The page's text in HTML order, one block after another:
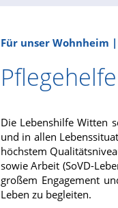
Für unser Wohnheim
Die Lebenshilfe Witten
und in allen
höchstem
sowie Arbeit (SoVD-
großem Engagement
Leben zu begleiten.